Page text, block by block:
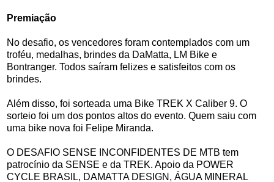
Premiação
No desafio, os vencedores foram contemplados com um
troféu, medalhas, brindes da DaMatta, LM Bike e
Bontranger. Todos saíram felizes e satisfeitos com os
brindes.
Além disso, foi sorteada uma Bike TREK X Caliber 9. O
sorteio foi um dos pontos altos do evento. Quem saiu com
uma bike nova foi Felipe Miranda.
O DESAFIO SENSE INCONFIDENTES DE MTB tem
patrocínio da SENSE e da TREK. Apoio da POWER
CYCLE BRASIL, DAMATTA DESIGN, ÁGUA MINERAL